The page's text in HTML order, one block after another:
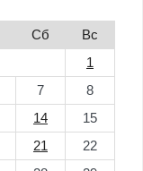
Сб
Вс
1
7
8
14
15
21
22